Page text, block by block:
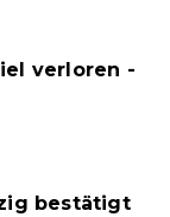
verloren -
bestätigt